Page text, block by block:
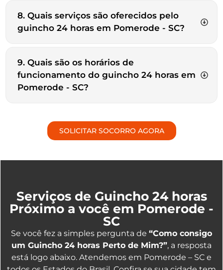
8. Quais serviços são oferecidos pelo
guincho 24 horas em Pomerode - SC?
9. Quais são os horários de
funcionamento do guincho 24 horas em
Pomerode - SC?
SOLICITAR SOCORRO AGORA
Serviços de Guincho 24 horas
Próximo a você em Pomerode -
SC
Se você fez a simples pergunta de “Como consigo
um Guincho 24 horas Perto de Mim?”, a resposta
está logo abaixo. Atendemos em Pomerode – SC e